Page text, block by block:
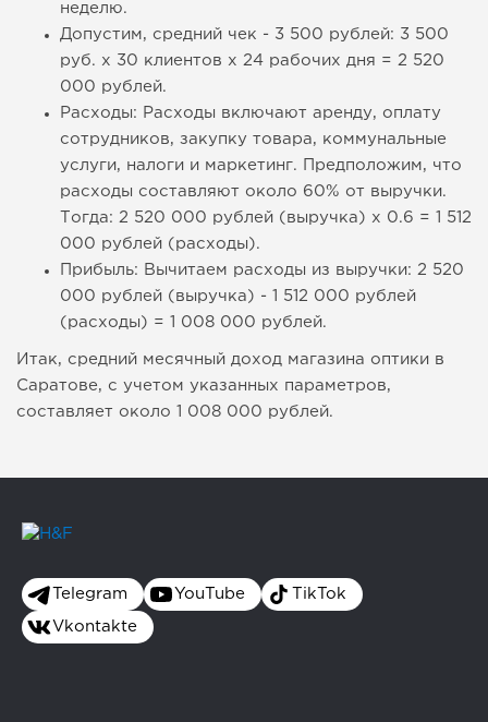
неделю.
Допустим, средний чек - 3 500 рублей: 3 500
руб. x 30 клиентов x 24 рабочих дня = 2 520
000 рублей.
Расходы: Расходы включают аренду, оплату
сотрудников, закупку товара, коммунальные
услуги, налоги и маркетинг. Предположим, что
расходы составляют около 60% от выручки.
Тогда: 2 520 000 рублей (выручка) x 0.6 = 1 512
000 рублей (расходы).
Прибыль: Вычитаем расходы из выручки: 2 520
000 рублей (выручка) - 1 512 000 рублей
(расходы) = 1 008 000 рублей.
Итак, средний месячный доход магазина оптики в
Саратове, с учетом указанных параметров,
составляет около 1 008 000 рублей.
Telegram YouTube TikTok
Vkontakte